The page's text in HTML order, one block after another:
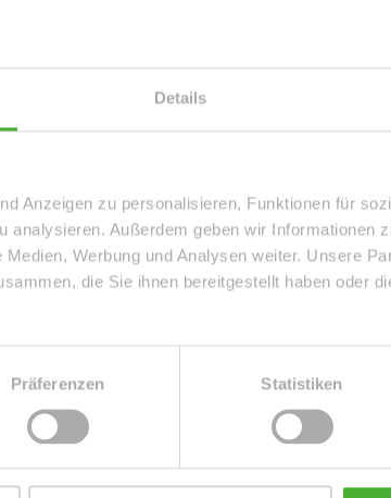
Details
Anzeigen zu personalisieren, Funktionen für
analysieren. Außerdem geben wir Informationen
Werbung und Analysen weiter. Unsere
die Sie ihnen bereitgestellt haben oder
Präferenzen Statistiken
über passende neue
zu, dass meine
erhoben und
an info@le-apis-